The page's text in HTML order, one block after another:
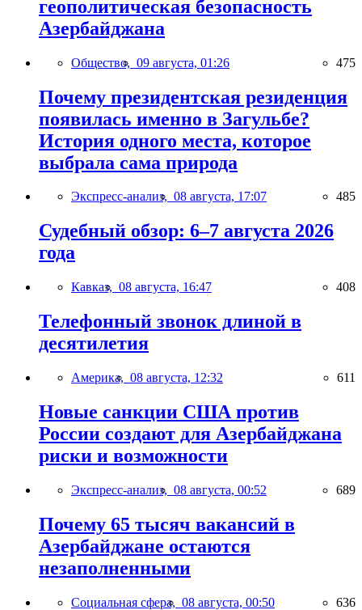
геополитическая безопасность
Азербайджана
Общество, 09 августа, 01:26 475
Почему президентская резиденция
появилась именно в Загульбе?
История одного места, которое
выбрала сама природа
Экспресс-анализ, 08 августа, 17:07 485
Судебный обзор: 6–7 августа 2026
года
Кавказ, 08 августа, 16:47 408
Телефонный звонок длиной в
десятилетия
Америка, 08 августа, 12:32 611
Новые санкции США против
России создают для Азербайджана
риски и возможности
Экспресс-анализ, 08 августа, 00:52 689
Почему 65 тысяч вакансий в
Азербайджане остаются
незаполненными
Социальная сфера, 08 августа, 00:50 636